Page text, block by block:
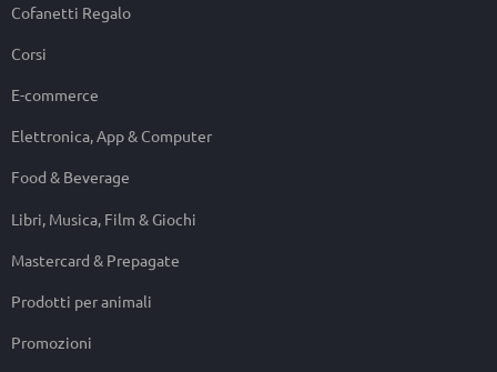
Cofanetti Regalo
Corsi
E-commerce
Elettronica, App & Computer
Food & Beverage
Libri, Musica, Film & Giochi
Mastercard & Prepagate
Prodotti per animali
Promozioni